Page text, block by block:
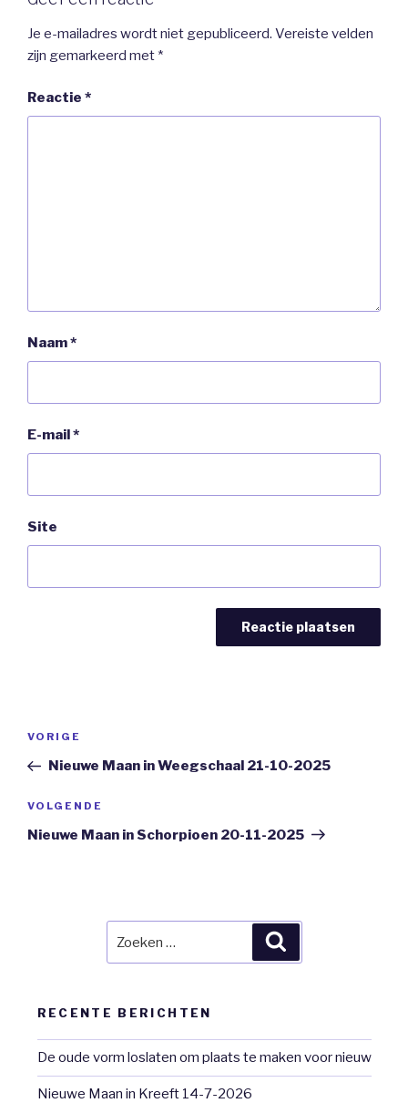
Je e-mailadres wordt niet gepubliceerd. Vereiste velden
zijn gemarkeerd met *
Reactie *
Naam*
E-mail*
Site
Vorig
bericht
VORIGE
Nieuwe Maan in Weegschaal 21-10-2025
Volgend
Bericht
VOLGENDE
Nieuwe Maan in Schorpioen 20-11-2025
naar:
RECENTE BERICHTEN
De oude vorm loslaten om plaats te maken voor nieuw
Nieuwe Maan in Kreeft 14-7-2026